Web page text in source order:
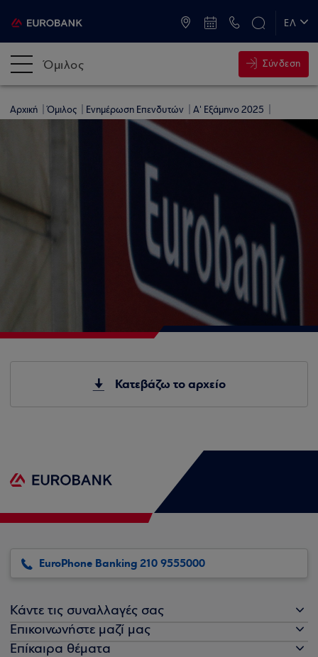
ΕΛ
Όμιλος Σύνδεση
Αρχική Όμιλος Ενημέρωση Επενδυτών Α' Εξάμηνο 2025
Κατεβάζω το αρχείο
EuroPhone Banking 210 9555000
Κάντε τις συναλλαγές σας
Επικοινωνήστε μαζί μας
Επίκαιρα θέματα